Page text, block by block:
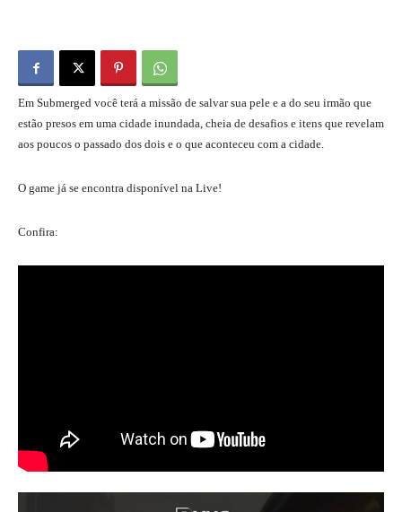
Em Submerged você terá a missão de salvar sua pele e a do seu irmão que
estão presos em uma cidade inundada, cheia de desafios e itens que revelam
aos poucos o passado dos dois e o que aconteceu com a cidade.
O game já se encontra disponível na Live!
Confira: